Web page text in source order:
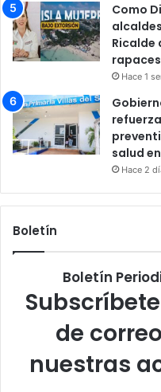
Como
Ricalde
rapaces
Hace 1
salud
Hace 2
Boletín
Boletín
de
nuestras